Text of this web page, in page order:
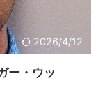
2026/4/12
ー・ウッ